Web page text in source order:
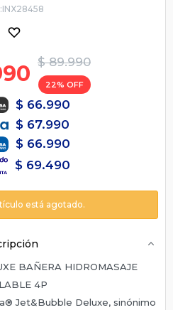
INX28458
$ 89.990
22
$ 66.990
$ 67.990
$ 66.990
$ 69.490
está agotado.
BAÑERA HIDROMASAJE
4P
Jet&Bubble Deluxe, sinónimo